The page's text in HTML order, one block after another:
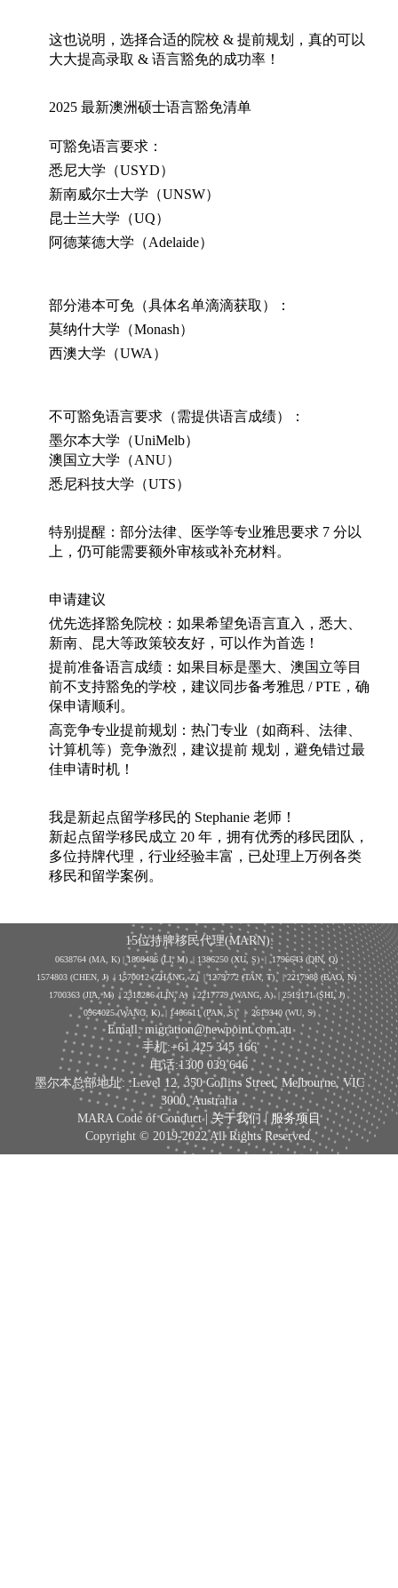
这也说明，选择合适的院校 & 提前规划，真的可以
大大提高录取 & 语言豁免的成功率！
2025 最新澳洲硕士语言豁免清单
可豁免语言要求：
悉尼大学（USYD）
新南威尔士大学（UNSW）
昆士兰大学（UQ）
阿德莱德大学（Adelaide）
部分港本可免（具体名单滴滴获取）：
莫纳什大学（Monash）
西澳大学（UWA ）
不可豁免语言要求（需提供语言成绩）：
墨尔本大学（UniMelb）
澳国立大学（ANU）
悉尼科技大学（UTS）
特别提醒：部分法律、医学等专业雅思要求 7 分以
上，仍可能需要额外审核或补充材料。
申请建议
优先选择豁免院校：如果希望免语言直入，悉大、
新南、昆大等政策较友好，可以作为首选！
提前准备语言成绩：如果目标是墨大、澳国立等目
前不支持豁免的学校，建议同步备考雅思 / PTE ，确
保申请顺利。
高竞争专业提前规划：热门专业（如商科、法律、
计算机等）竞争激烈，建议提前 规划，避免错过最
佳申请时机！
我是新起点留学移民的 Stephanie 老师！
新起点留学移民成立 20 年，拥有优秀的移民团队，
多位持牌代理，行业经验丰富，已处理上万例各类
移民和留学案例。
15位持牌移民代理(MARN):
0638764 (MA, K) |1808486 (LI, M) | 1386250 (XU, S)| 1796643 (QIN, Q)
1574803 (CHEN, J) | 1570012 (ZHANG, Z) | 1279772 (TAN, T) | 2217988 (BAO, N)
1700363 (JIA, M) | 2318286 (LIN, A) | 2217779 (WANG, A) | 2519171 (SHI, J)
0964025 (WANG, K) | 1466611 (PAN, S)| 2619340 (WU, S)
Email: migration@newpoint.com.au
手机:+61 425 345 166
电话:1300 039 646
墨尔本总部地址: :Level 12, 350 Collins Street, Melbourne, VIC
3000, Australia
MARA Code of Conduct |关于我们 | 服务项目
Copyright © 2019-2022 All Rights Reserved.